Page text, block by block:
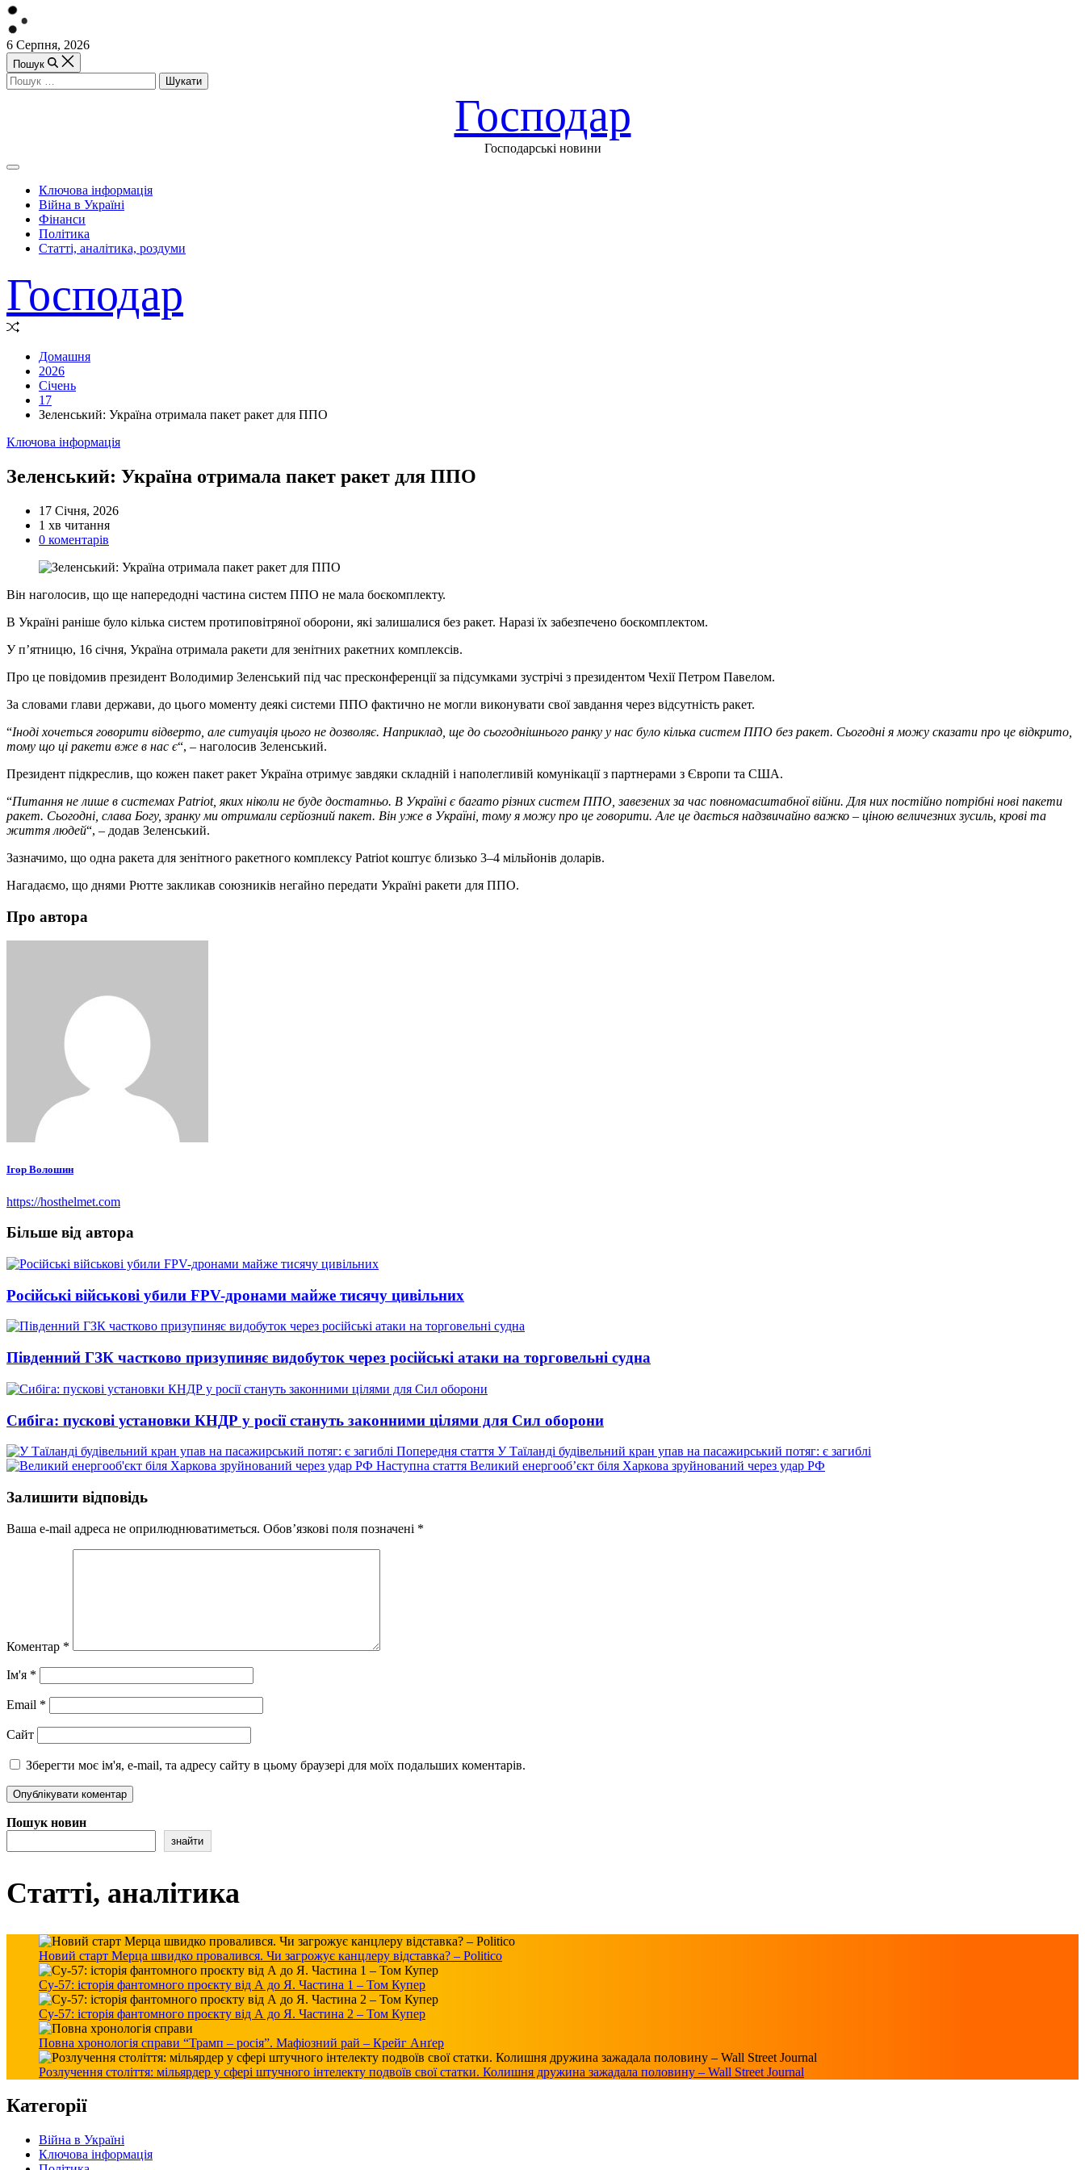
Перейти
до
вмісту
6 Серпня, 2026
Пошук
Пошук:
Господар
Господарські новини
Off
Canvas
(поза
полотном)
Ключова інформація
Війна в Україні
Фінанси
Політика
Статті, аналітика, роздуми
Господар
Випадкова
Домашня
2026
Січень
17
Зеленський: Україна отримала пакет ракет для ППО
Категорії
Ключова інформація
Зеленський: Україна отримала пакет ракет для ППО
17 Січня, 2026
Орієнтовний
час
1 хв читання
0 коментарів
Він наголосив, що ще напередодні частина систем ППО не мала боєкомплекту.
В Україні раніше було кілька систем протиповітряної оборони, які залишалися без ракет. Наразі їх забезпечено боєкомплектом.
У п’ятницю, 16 січня, Україна отримала ракети для зенітних ракетних комплексів.
Про це повідомив президент Володимир Зеленський під час пресконференції за підсумками зустрічі з президентом Чехії Петром Павелом.
За словами глави держави, до цього моменту деякі системи ППО фактично не могли виконувати свої завдання через відсутність ракет.
“Іноді хочеться говорити відверто, але ситуація цього не дозволяє. Наприклад, ще до сьогоднішнього ранку у нас було кілька систем ППО без ракет. Сьогодні я можу сказати про це відкрито,
тому що ці ракети вже в нас є“, – наголосив Зеленський.
Президент підкреслив, що кожен пакет ракет Україна отримує завдяки складній і наполегливій комунікації з партнерами з Європи та США.
“Питання не лише в системах Patriot, яких ніколи не буде достатньо. В Україні є багато різних систем ППО, завезених за час повномасштабної війни. Для них постійно потрібні нові пакети
ракет. Сьогодні, слава Богу, зранку ми отримали серйозний пакет. Він уже в Україні, тому я можу про це говорити. Але це дається надзвичайно важко – ціною величезних зусиль, крові та
життя людей“, – додав Зеленський.
Зазначимо, що одна ракета для зенітного ракетного комплексу Patriot коштує близько 3–4 мільйонів доларів.
Нагадаємо, що днями Рютте закликав союзників негайно передати Україні ракети для ППО.
Про автора
Ігор Волошин
https://hosthelmet.com
Більше від автора
Російські військові убили FPV-дронами майже тисячу цивільних
Південний ГЗК частково призупиняє видобуток через російські атаки на торговельні судна
Сибіга: пускові установки КНДР у росії стануть законними цілями для Сил оборони
Попередня стаття Попередній
запис:
У Таїланді будівельний кран упав на пасажирський потяг: є загиблі
Наступна стаття Наступний
Великий енергооб’єкт біля Харкова зруйнований через удар РФ
Залишити відповідь
Ваша e-mail адреса не оприлюднюватиметься. Обов’язкові поля позначені *
Коментар *
Ім'я *
Email *
Сайт
Зберегти моє ім'я, e-mail, та адресу сайту в цьому браузері для моїх подальших коментарів.
Пошук новин
знайти
Статті, аналітика
Новий старт Мерца швидко провалився. Чи загрожує канцлеру відставка? – Politico
Су-57: історія фантомного проєкту від А до Я. Частина 1 – Том Купер
Су-57: історія фантомного проєкту від А до Я. Частина 2 – Том Купер
Повна хронологія справи “Трамп – росія”. Мафіозний рай – Крейг Анґер
Розлучення століття: мільярдер у сфері штучного інтелекту подвоїв свої статки. Колишня дружина зажадала половину – Wall Street Journal
Категорії
Війна в Україні
Ключова інформація